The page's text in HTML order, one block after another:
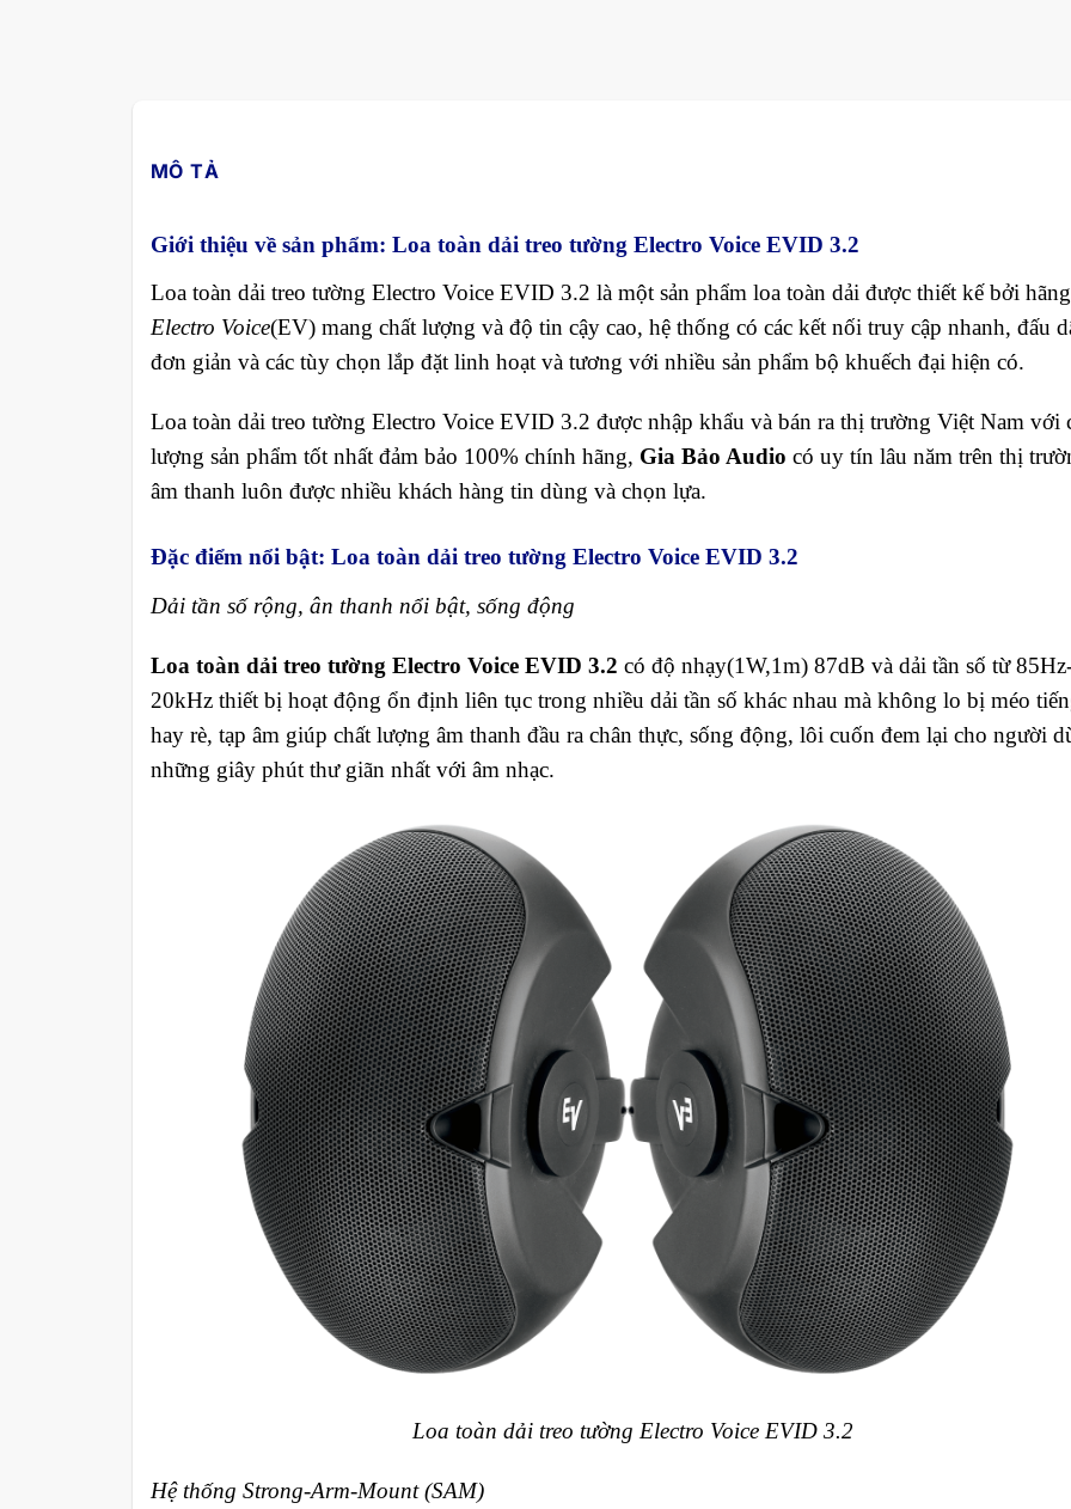
MÔ TẢ
Giới thiệu về sản phẩm: Loa toàn dải treo tường Electro Voice EVID 3.2
Loa toàn dải treo tường Electro Voice EVID 3.2 là một sản phẩm loa toàn dải được thiết kế bởi hãng
Electro Voice(EV) mang chất lượng và độ tin cậy cao, hệ thống có các kết nối truy cập nhanh, đấu
đơn giản và các tùy chọn lắp đặt linh hoạt và tương với nhiều sản phẩm bộ khuếch đại hiện có.
Loa toàn dải treo tường Electro Voice EVID 3.2 được nhập khẩu và bán ra thị trường Việt Nam với
lượng sản phẩm tốt nhất đảm bảo 100% chính hãng, Gia Bảo Audio có uy tín lâu năm trên thị
âm thanh luôn được nhiều khách hàng tin dùng và chọn lựa.
Đặc điểm nổi bật: Loa toàn dải treo tường Electro Voice EVID 3.2
Dải tần số rộng, ân thanh nổi bật, sống động
Loa toàn dải treo tường Electro Voice EVID 3.2 có độ nhạy(1W,1m) 87dB và dải tần số từ
20kHz thiết bị hoạt động ổn định liên tục trong nhiều dải tần số khác nhau mà không lo bị méo
hay rè, tạp âm giúp chất lượng âm thanh đầu ra chân thực, sống động, lôi cuốn đem lại cho người
những giây phút thư giãn nhất với âm nhạc.
Loa toàn dải treo tường Electro Voice EVID 3.2
Hệ thống Strong-Arm-Mount (SAM)